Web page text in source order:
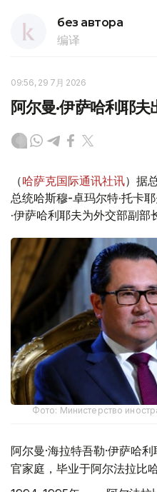
без автора
编译
09:56, 29 7月 2026
阿尔曼·伊萨哈利耶
（哈萨克国际通讯社讯）据
总统哈斯穆-卓玛尔特·托卡
·伊萨哈利耶夫为外交部副部
Фото: Министерство
阿尔曼·海拉特吾勒·伊萨哈
官家庭，毕业于阿尔法拉比